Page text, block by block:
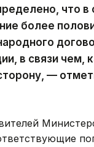
что в
более
в связи чем,
—